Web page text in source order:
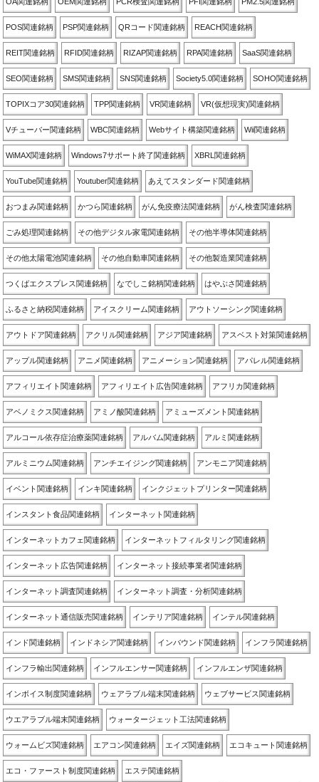
POS関連銘柄 PSP関連銘柄 QRコード関連銘柄 REACH関連銘柄
REIT関連銘柄 RFID関連銘柄 RIZAP関連銘柄 RPA関連銘柄 SaaS関連銘柄
SEO関連銘柄 SMS関連銘柄 SNS関連銘柄 Society5.0関連銘柄 SOHO関連銘柄
TOPIXコア30関連銘柄 TPP関連銘柄 VR関連銘柄 VR(仮想現実)関連銘柄
Vチューバー関連銘柄 WBC関連銘柄 Webサイト構築関連銘柄 Wii関連銘柄
WiMAX関連銘柄 Windows7サポート終了関連銘柄 XBRL関連銘柄
YouTube関連銘柄 Youtuber関連銘柄 あえてスタンダード関連銘柄
おつまみ関連銘柄 かつら関連銘柄 がん免疫療法関連銘柄 がん検査関連銘柄
ごみ処理関連銘柄 その他デジタル家電関連銘柄 その他半導体関連銘柄
その他太陽電池関連銘柄 その他自動車関連銘柄 その他製造業関連銘柄
つくばエクスプレス関連銘柄 なでしこ銘柄関連銘柄 はやぶさ関連銘柄
ふるさと納税関連銘柄 アイスクリーム関連銘柄 アウトソーシング関連銘柄
アウトドア関連銘柄 アクリル関連銘柄 アジア関連銘柄 アスベスト対策関連銘柄
アップル関連銘柄 アニメ関連銘柄 アニメーション関連銘柄 アパレル関連銘柄
アフィリエイト関連銘柄 アフィリエイト広告関連銘柄 アフリカ関連銘柄
アベノミクス関連銘柄 アミノ酸関連銘柄 アミューズメント関連銘柄
アルコール依存症治療薬関連銘柄 アルバム関連銘柄 アルミ関連銘柄
アルミニウム関連銘柄 アンチエイジング関連銘柄 アンモニア関連銘柄
イベント関連銘柄 インキ関連銘柄 インクジェットプリンター関連銘柄
インスタント食品関連銘柄 インターネット関連銘柄
インターネットカフェ関連銘柄 インターネットフィルタリング関連銘柄
インターネット広告関連銘柄 インターネット接続事業者関連銘柄
インターネット調査関連銘柄 インターネット調査・分析関連銘柄
インターネット通信販売関連銘柄 インテリア関連銘柄 インテル関連銘柄
インド関連銘柄 インドネシア関連銘柄 インバウンド関連銘柄 インフラ関連銘柄
インフラ輸出関連銘柄 インフルエンサー関連銘柄 インフルエンザ関連銘柄
インボイス制度関連銘柄 ウェアラブル端末関連銘柄 ウェブサービス関連銘柄
ウエアラブル端末関連銘柄 ウォータージェット工法関連銘柄
ウォームビズ関連銘柄 エアコン関連銘柄 エイズ関連銘柄 エコキュート関連銘柄
エコ・ファースト制度関連銘柄 エステ関連銘柄